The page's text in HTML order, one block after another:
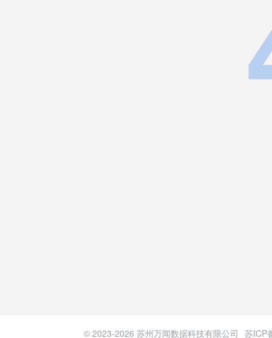
© 2023-2026 苏州万闻数据科技有限公司 苏ICP